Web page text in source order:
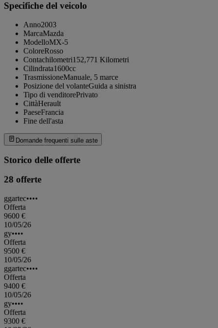
Specifiche del veicolo
Anno2003
MarcaMazda
ModelloMX-5
ColoreRosso
Contachilometri152,771 Kilometri
Cilindrata1600cc
TrasmissioneManuale, 5 marce
Posizione del volanteGuida a sinistra
Tipo di venditorePrivato
CittàHerault
PaeseFrancia
Fine dell'asta
Domande frequenti sulle aste
Storico delle offerte
28 offerte
ggartec••••
Offerta
9600 €
10/05/26
gy••••
Offerta
9500 €
10/05/26
ggartec••••
Offerta
9400 €
10/05/26
gy••••
Offerta
9300 €